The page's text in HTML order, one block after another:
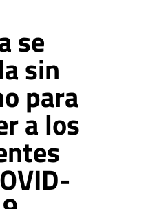
se
sin
para
a los